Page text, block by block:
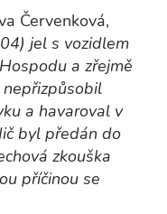
Červenková,
jel s vozidlem
a zřejmě
a havaroval v
byl předán do
zkouška
příčinou se